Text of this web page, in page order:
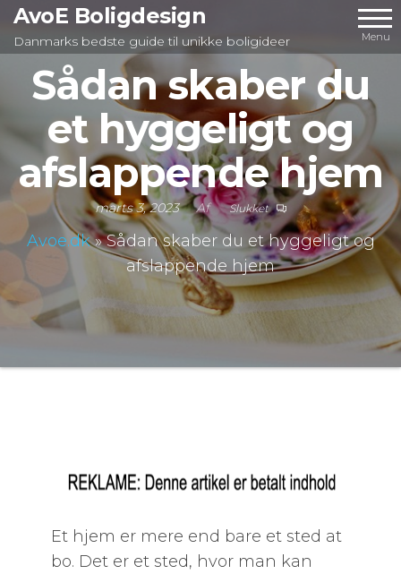
Videre
AvoE Boligdesign
Danmarks bedste guide til unikke boligideer Menu
Sådan skaber du
et hyggeligt og
afslappende hjem
marts 3, 2023 Af Slukket
Avoe.dk»Sådan skaber du et hyggeligt og
afslappende hjem
Et hjem er mere end bare et sted at
bo. Det er et sted, hvor man kan